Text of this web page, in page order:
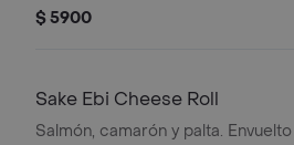
$ 5900
Sake Ebi Cheese Roll
Salmón, camarón y palta.